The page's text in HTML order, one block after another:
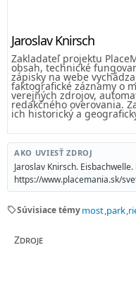
Jaroslav Knirsch
Zakladateľ projektu
obsah, technické
zápisky na webe
faktografické záznamy o
verejných zdrojov,
redakčného overovania.
ich historický a
AKO UVIESŤ ZDROJ
Jaroslav Knirsch.
https://www.placemania.sk/
sellSúvisiace témymost park
Zdroje